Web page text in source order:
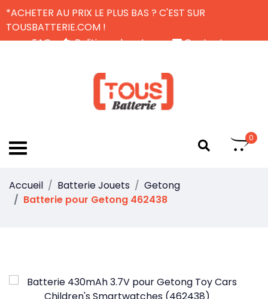
*ACHETER AU PRIX LE PLUS BAS ? C'EST SUR
TOUSBATTERIE.COM !
FAQ
Politique de retour
Contactez-nous
0
Accueil Batterie Jouets
Getong
Batterie pour Getong 462438